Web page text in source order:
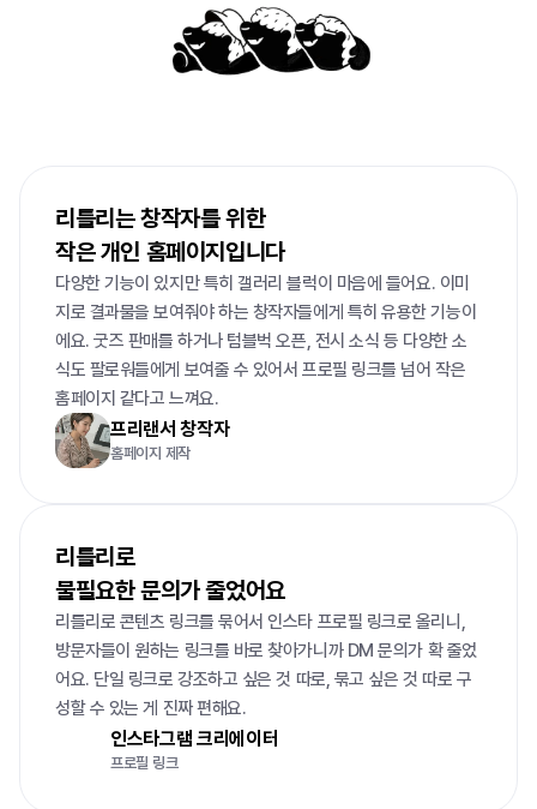
리틀리는 창작자를 위한
작은 개인 홈페이지입니다
다양한 기능이 있지만 특히 갤러리 블럭이 마음에 들어요. 이미
지로 결과물을 보여줘야 하는 창작자들에게 특히 유용한 기능이
에요. 굿즈 판매를 하거나 텀블벅 오픈, 전시 소식 등 다양한 소
식도 팔로워들에게 보여줄 수 있어서 프로필 링크를 넘어 작은
홈페이지 같다고 느껴요.
프리랜서 창작자
홈페이지 제작
리틀리로
불필요한 문의가 줄었어요
리틀리로 콘텐츠 링크를 묶어서 인스타 프로필 링크로 올리니,
방문자들이 원하는 링크를 바로 찾아가니까 DM 문의가 확 줄었
어요. 단일 링크로 강조하고 싶은 것 따로, 묶고 싶은 것 따로 구
성할 수 있는 게 진짜 편해요.
인스타그램 크리에이터
프로필 링크